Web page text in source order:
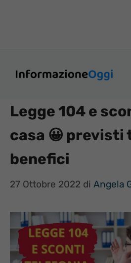
Legge 104 e
casa 😀 previsti
benefici
27 Ottobre 2022 di Angela